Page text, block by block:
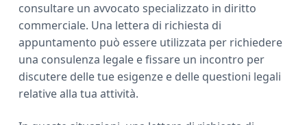
consultare un avvocato specializzato in diritto
commerciale. Una lettera di richiesta di
appuntamento può essere utilizzata per richiedere
una consulenza legale e fissare un incontro per
discutere delle tue esigenze e delle questioni legali
relative alla tua attività.